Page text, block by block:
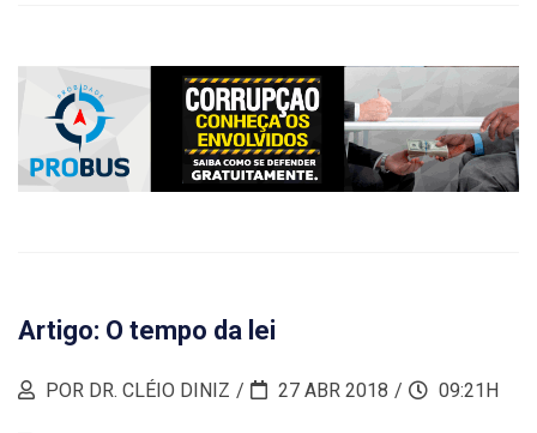
Artigo: O tempo da lei
POR DR. CLÉIO DINIZ 27 ABR 2018 09:21H